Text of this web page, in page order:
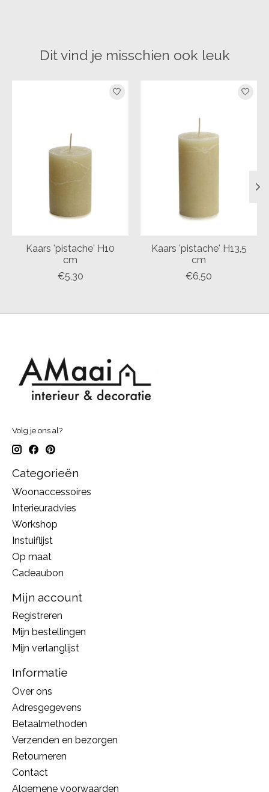
Dit vind je misschien ook leuk
Items van productcarrousel
Kaars 'pistache' H10
cm
€5,30
Kaars 'pistache' H13,5
cm
€6,50
Volg je ons al?
Categorieën
Woonaccessoires
Interieuradvies
Workshop
Instuiflijst
Op maat
Cadeaubon
Mijn account
Registreren
Mijn bestellingen
Mijn verlanglijst
Informatie
Over ons
Adresgegevens
Betaalmethoden
Verzenden en bezorgen
Retourneren
Contact
Algemene voorwaarden